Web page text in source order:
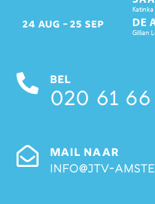
24 AUG 25 SEP DE
Gillian
BEL
020 61
MAIL NAAR
info@jtv-